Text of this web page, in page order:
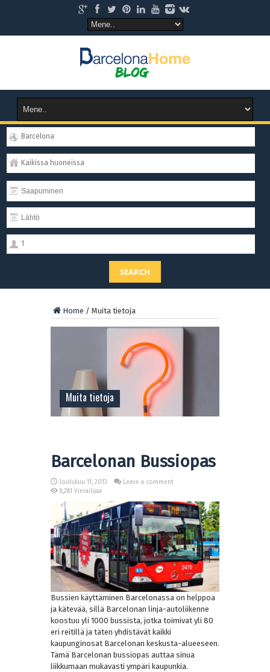
Barcelona
Kaikissa huoneissa
1
SEARCH
Home / Muita tietoja
Muita tietoja
Barcelonan Bussiopas
Joulukuu 11, 2013
Leave a comment
8,281 Vierailijaa
Bussien käyttäminen Barcelonassa on helppoa
ja kätevää, sillä Barcelonan linja-autoliikenne
koostuu yli 1000 bussista, jotka toimivat yli 80
eri reitillä ja täten yhdistävät kaikki
kaupunginosat Barcelonan keskusta-alueeseen.
Tämä Barcelonan bussiopas auttaa sinua
liikkumaan mukavasti ympäri kaupunkia.